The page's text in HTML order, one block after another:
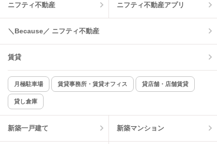
温水洗浄便座 オートロック
コンロ2口以上
新着のみ インターネット無料
該当件数:
13
ニフティ不動産 ニフティ不動産アプリ
＼Because／ ニフティ不動産
賃貸
月極駐車場 賃貸事務所・賃貸オフィス 貸店舗・店舗賃貸
貸し倉庫
新築一戸建て 新築マンション